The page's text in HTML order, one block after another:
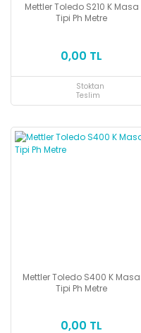
Mettler Toledo S210 K Masa
Tipi Ph Metre
0,00 TL
Stoktan
Teslim
Mettler Toledo S400 K Masa
Tipi Ph Metre
0,00 TL